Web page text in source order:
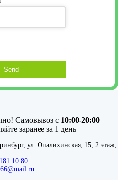
Send
Самовывоз с 10:00-20:00
заранее за 1 день
ул. Опалихинская, 15, 2 этаж,
10 80